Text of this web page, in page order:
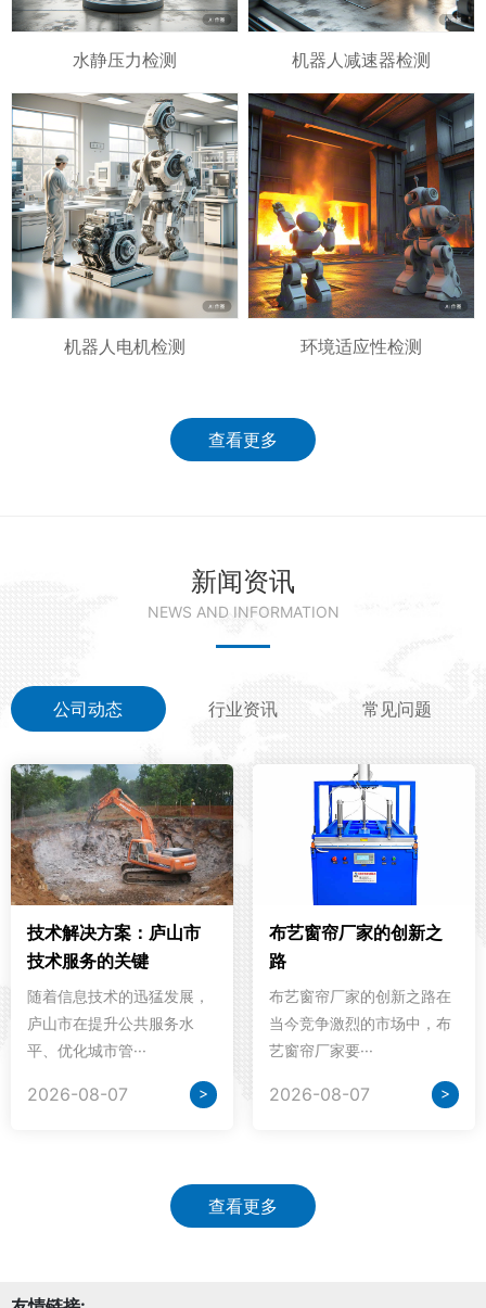
水静压力检测 机器人减速器检测
机器人电机检测 环境适应性检测
查看更多
新闻资讯
NEWS AND INFORMATION
公司动态 行业资讯 常见问题
技术解决方案：庐山市
技术服务的关键
随着信息技术的迅猛发展，
庐山市在提升公共服务水
平、优化城市管···
2026-08-07 >
布艺窗帘厂家的创新之
路
布艺窗帘厂家的创新之路在
当今竞争激烈的市场中，布
艺窗帘厂家要···
2026-08-07 >
查看更多